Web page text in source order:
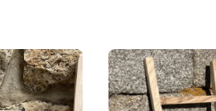
Modèle unique